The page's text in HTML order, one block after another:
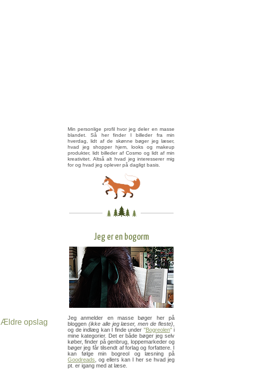
Ældre opslag
Min personlige profil hvor jeg deler en masse
blandet. Så her finder I billeder fra min
hverdag, lidt af de skønne bøger jeg læser,
hvad jeg shopper hjem, looks og makeup
produkter, lidt billeder af Cosmo og lidt af min
kreativitet. Altså alt hvad jeg interesserer mig
for og hvad jeg oplever på dagligt basis.
Jeg er en bogorm
Jeg anmelder en masse bøger her på
bloggen (ikke alle jeg læser, men de fleste)
og de indlæg kan I finde under "Bogreolen"i
mine kategorier. Det er både bøger jeg selv
køber, finder på genbrug, loppemarkeder og
bøger jeg får tilsendt af forlag og forfattere. I
kan følge min bogreol og læsning på
Goodreads , og ellers kan I her se hvad jeg
pt. er igang med at læse.